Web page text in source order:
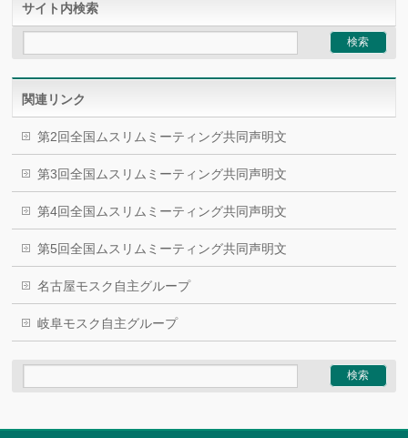
サイト内検索
関連リンク
第2回全国ムスリムミーティング共同声明文
第3回全国ムスリムミーティング共同声明文
第4回全国ムスリムミーティング共同声明文
第5回全国ムスリムミーティング共同声明文
名古屋モスク自主グループ
岐阜モスク自主グループ